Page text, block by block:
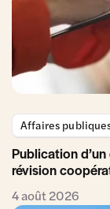
Affaires
Publication
révision
4 août 2026